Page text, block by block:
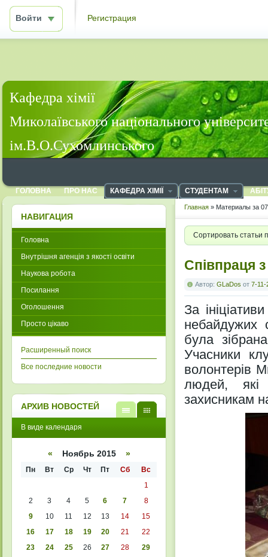
Войти Регистрация
Кафедра хімії
Миколаївського національного
ім.В.О.Сухомлинського
ГОЛОВНА ПРО НАС КАФЕДРА ХІМІЇ СТУДЕНТАМ
Главная » Материалы за
Сортировать статьи
Співпраця
Автор: GLaDos от 7-11-
За
небайдужих
була
Учасники
волонтерів
людей, які
захисникам
НАВИГАЦИЯ
Головна
Внутрішня агенція з якості освіти
Наукова робота
Посилання
Оголошення
Просто цікаво
Расширенный поиск
Все последние новости
АРХИВ НОВОСТЕЙ
кален
списк
В виде календаря
« Ноябрь 2015 »
Пн Вт Ср Чт Пт Сб
Вс
1
2
3 4 5 6 7
8
9
10 11 12 13 14
15
16
17 18 19 20 21
22
23
24 25 26 27 28
29